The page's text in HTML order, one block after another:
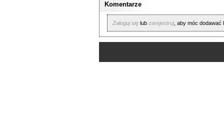
Komentarze
Zaloguj się lub zarejestruj, aby móc dodawać